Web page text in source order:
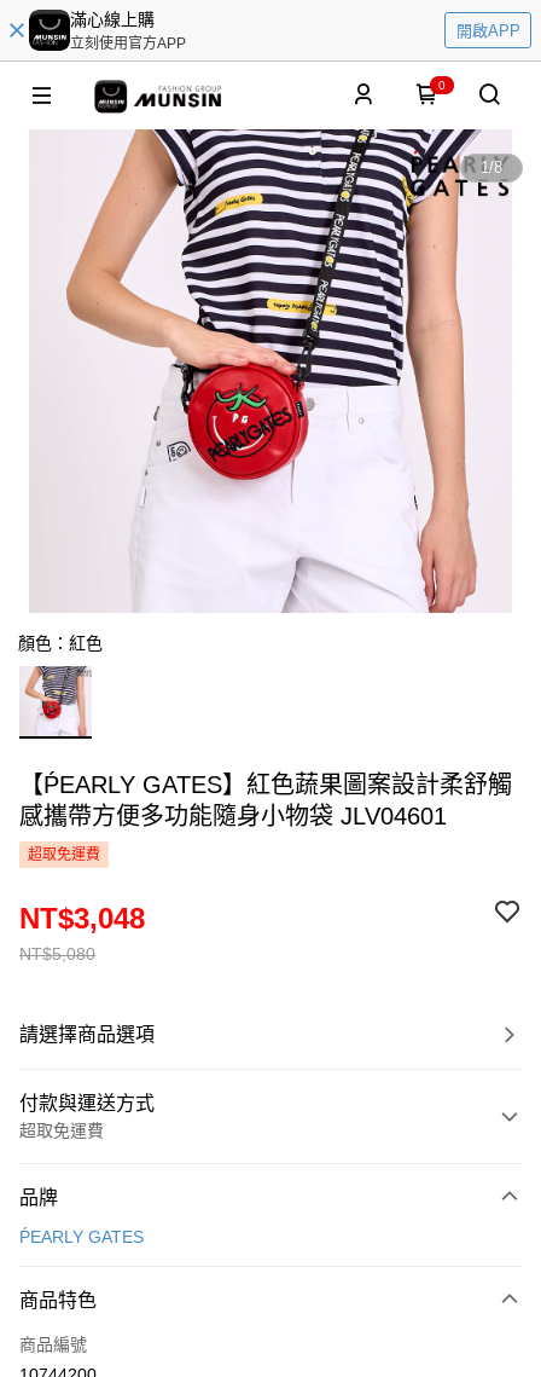
滿心線上購
立刻使用官方APP
開啟APP
0
1/8
顏色：紅色
【ṔEARLY GATES】紅色蔬果圖案設計柔舒觸
感攜帶方便多功能隨身小物袋 JLV04601
超取免運費
NT$5,080
NT$3,048
請選擇商品選項
付款與運送方式
超取免運費
信用卡一次付款
LINE Pay
Apple Pay
品牌
ṔEARLY GATES
商品特色
商品編號